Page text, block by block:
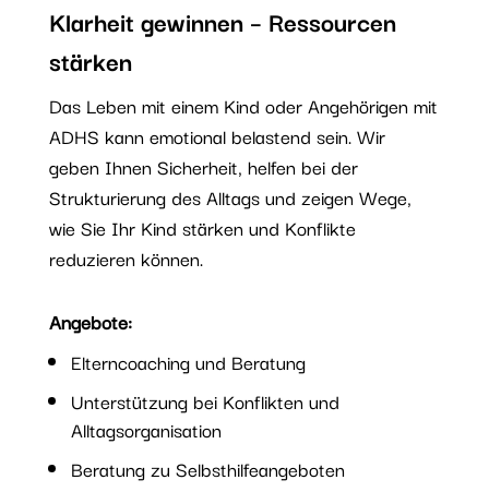
Klarheit gewinnen – Ressourcen
stärken
Das Leben mit einem Kind oder Angehörigen mit
ADHS kann emotional belastend sein. Wir
geben Ihnen Sicherheit, helfen bei der
Strukturierung des Alltags und zeigen Wege,
wie Sie Ihr Kind stärken und Konflikte
reduzieren können.
Angebote:
Elterncoaching und Beratung
Unterstützung bei Konflikten und
Alltagsorganisation
Beratung zu Selbsthilfeangeboten